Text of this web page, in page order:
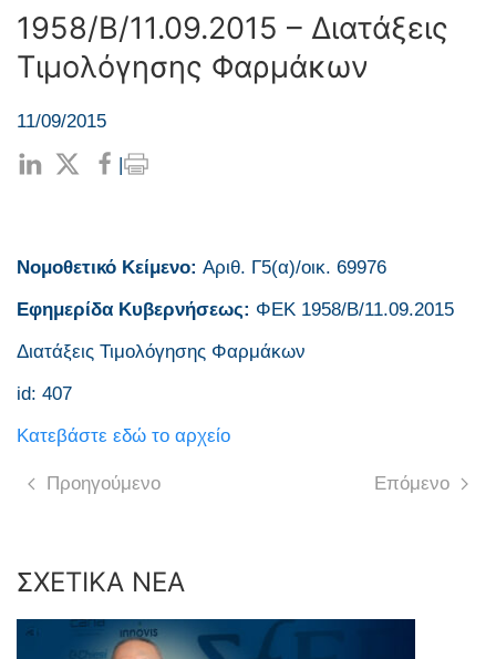
1958/Β/11.09.2015 – Διατάξεις
Τιμολόγησης Φαρμάκων
11/09/2015
|
Νομοθετικό Κείμενο: Αριθ. Γ5(α)/οικ. 69976
Εφημερίδα Κυβερνήσεως: ΦΕΚ 1958/Β/11.09.2015
Διατάξεις Τιμολόγησης Φαρμάκων
id: 407
Κατεβάστε εδώ το αρχείο
Προηγούμενο Επόμενο
ΣΧΕΤΙΚΑ ΝΕΑ